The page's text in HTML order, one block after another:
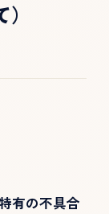
有の不具合